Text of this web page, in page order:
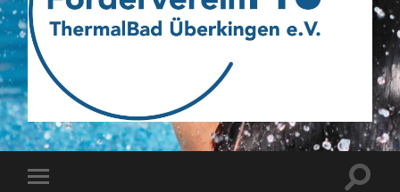
Webseite
des
Fördervereins